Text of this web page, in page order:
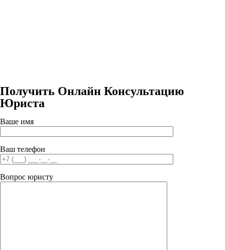
Получить Онлайн Консультацию
Юриста
Ваше имя
Ваш телефон
Вопрос юристу